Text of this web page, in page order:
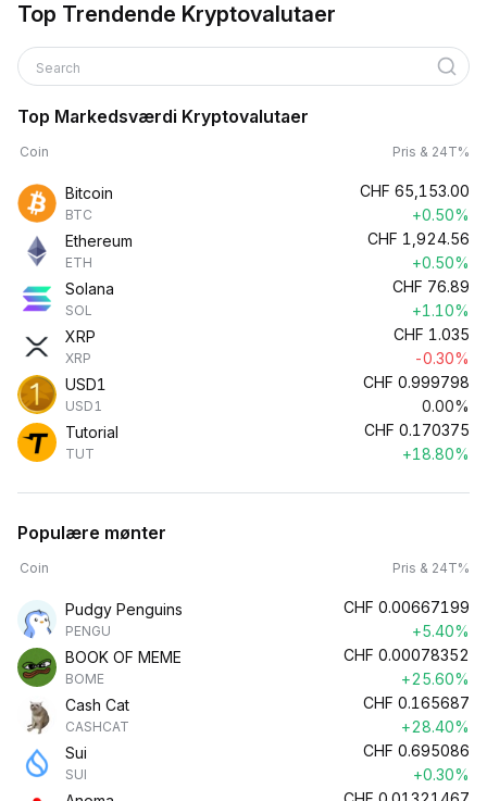
Top Trendende Kryptovalutaer
Search
Top Markedsværdi Kryptovalutaer
Coin Pris & 24T%
Bitcoin
BTC
CHF 65,153.00
+0.50%
Ethereum
ETH
CHF 1,924.56
+0.50%
Solana
SOL
CHF 76.89
+1.10%
XRP
XRP
CHF 1.035
-0.30%
USD1
USD1
CHF 0.999798
0.00%
Tutorial
TUT
CHF 0.170375
+18.80%
Populære mønter
Coin Pris & 24T%
Pudgy Penguins
PENGU
CHF 0.00667199
+5.40%
BOOK OF MEME
BOME
CHF 0.00078352
+25.60%
Cash Cat
CASHCAT
CHF 0.165687
+28.40%
Sui
SUI
CHF 0.695086
+0.30%